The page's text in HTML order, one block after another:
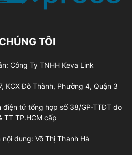
TÔI
Công Ty TNHH Keva Link
KCX Đô Thành, Phường 4, Quận 3
điện tử tổng hợp số 38/GP-TTĐT do
TT TP.HCM cấp
dung: Võ Thị Thanh Hà